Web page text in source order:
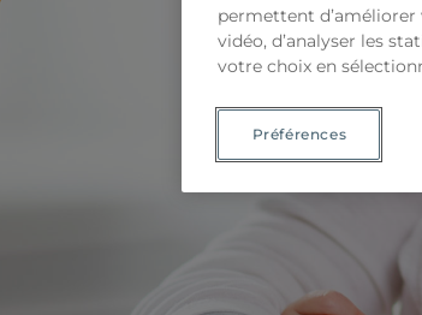
permettent d’améliorer
vidéo, d’analyser les
votre choix en
Préférences